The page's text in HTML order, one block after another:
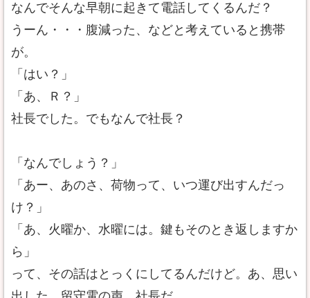
なんでそんな早朝に起きて電話してくるんだ？
うーん・・・腹減った、などと考えていると携帯
が。
「はい？」
「あ、Ｒ？」
社長でした。でもなんで社長？
「なんでしょう？」
「あー、あのさ、荷物って、いつ運び出すんだっ
け？」
「あ、火曜か、水曜には。鍵もそのとき返しますか
ら」
って、その話はとっくにしてるんだけど。あ、思い